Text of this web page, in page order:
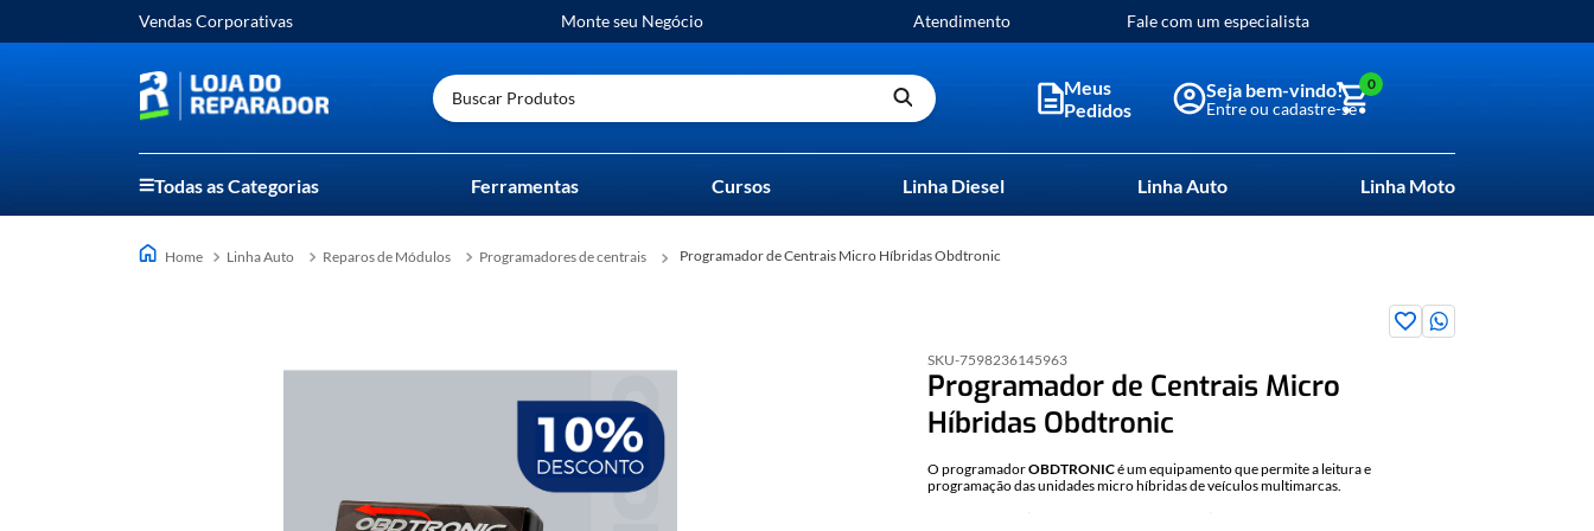
Vendas Corporativas Monte seu Negócio Atendimento Fale com um especialista
Buscar Produtos
Meus
Pedidos
0
Cursos Linha Diesel Linha Auto Linha Moto
Ferramentas
Todas as Categorias
Linha Auto Reparos de Módulos Programadores de centrais Programador de Centrais Micro Híbridas Obdtronic
SKU-7598236145963
Programador de Centrais Micro
Híbridas Obdtronic
O programadorOBDTRONICé um equipamento que permite a leitura e
programação das unidades micro híbridas de veículos multimarcas.
O acesso à ECU (módulo de injeção eletrônica) é feito por meio da tomada OBD